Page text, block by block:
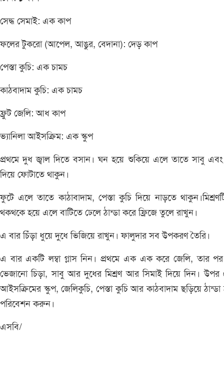
সেদ্ধ সেমাই: এক কাপ
ফলের টুকরো (আপেল, আঙুর, বেদানা): দেড় কাপ
পেস্তা কুচি: এক চামচ
কাঠবাদাম কুচি: এক চামচ
ফ্রুট জেলি: আধ কাপ
ভ্যানিলা আইসক্রিম: এক স্কুপ
প্রথমে দুধ জ্বাল দিতে বসান। ঘন হয়ে শুকিয়ে এলে তাতে সাবু এবং
দিয়ে ফোটাতে থাকুন।
ফুটে এলে তাতে কাঠাবাদাম, পেস্তা কুচি দিয়ে নাড়তে
থকথকে হয়ে এলে বাটিতে ঢেলে ঠান্ডা করে ফ্রিজে তুলে রাখুন।
এ বার চিঁড়া ধুয়ে দুধে ভিজিয়ে রাখুন। ফালুদার সব উপকরণ তৈরি।
এ বার একটি লম্বা গ্লাস নিন। প্রথমে এক এক করে জেলি, তার
ভেজানো চিড়া, সাবু আর দুধের মিশ্রণ আর সিমাই দিয়ে দিন। উপর
আইসক্রিমের স্কুপ, জেলিকুচি, পেস্তা কুচি আর কাঠবাদাম ছড়িয়ে ঠান্ডা
পরিবেশন করুন।
এসবি/